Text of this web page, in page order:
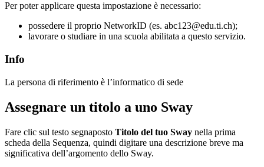
Per poter applicare questa impostazione è necessario:
possedere il proprio NetworkID (es. abc123@edu.ti.ch);
lavorare o studiare in una scuola abilitata a questo servizio.
Info
La persona di riferimento è l’informatico di sede
Assegnare un titolo a uno Sway
Fare clic sul testo segnaposto Titolo del tuo Sway nella prima
scheda della Sequenza, quindi digitare una descrizione breve ma
significativa dell’argomento dello Sway.